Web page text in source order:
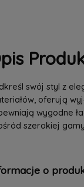
swój styl z
oferują
wygodne
szerokiej
o